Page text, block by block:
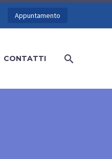
Appuntamento
CONTATTI